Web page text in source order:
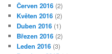
Červen 2016 (2)
Květen 2016 (2)
Duben 2016 (1)
Březen 2016 (2)
Leden 2016 (3)